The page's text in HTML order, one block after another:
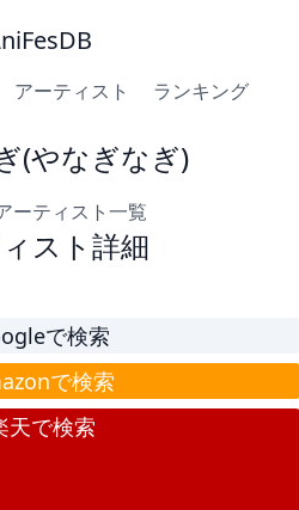
アーティスト ランキング
(やなぎなぎ)
ーティスト一覧
スト詳細
で検索
で検索
天で検索